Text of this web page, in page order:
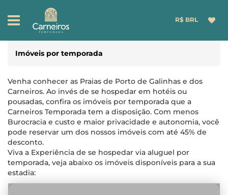
R$ BRL
Imóveis por temporada
Venha conhecer as Praias de Porto de Galinhas e dos
Carneiros. Ao invés de se hospedar em hotéis ou
pousadas, confira os imóveis por temporada que a
Carneiros Temporada tem a disposição. Com menos
Burocracia e custo e maior privacidade e autonomia, você
pode reservar um dos nossos imóveis com até 45% de
desconto.
Viva a Experiência de se hospedar via aluguel por
temporada, veja abaixo os imóveis disponíveis para a sua
estadia: